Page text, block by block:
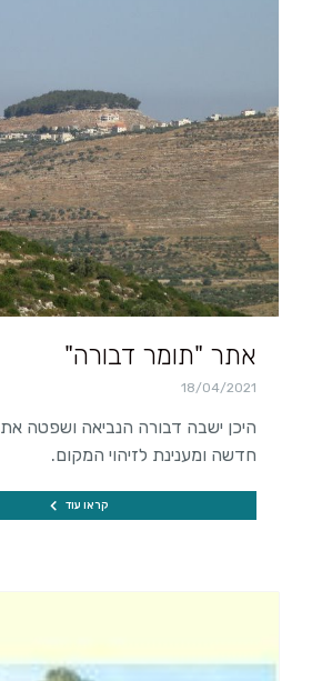
אתר "תומר דבורה"
18/04/2021
היכן ישבה דבורה הנביאה ושפטה
חדשה ומענינת לזיהוי המקום.
קראו עוד